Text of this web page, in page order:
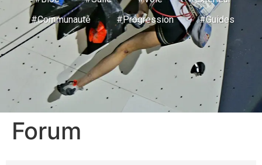
#Communauté #Progression #Guides
Forum